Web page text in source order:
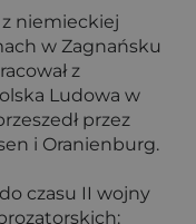
niemieckiej
w Zagnańsku
z
Ludowa w
przez
i Oranienburg.
czasu II wojny